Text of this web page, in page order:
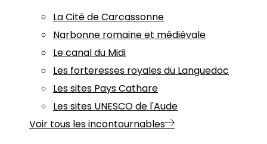
La Cité de Carcassonne
Narbonne romaine et médiévale
Le canal du Midi
Les forteresses royales du Languedoc
Les sites Pays Cathare
Les sites UNESCO de l'Aude
Voir tous les incontournables